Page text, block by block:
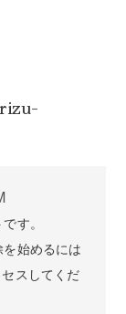
す。
始めるには
スしてくだ